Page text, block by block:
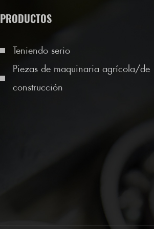
PRODUCTOS
Teniendo serio
Piezas de maquinaria agrícola/de
construcción